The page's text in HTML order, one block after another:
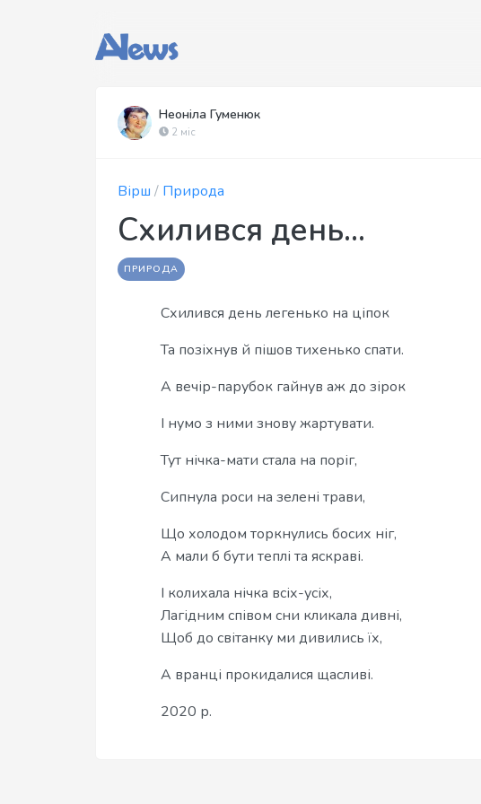
Неоніла Гуменюк
2 міс
Вірш / Природа
Схилився день...
ПРИРОДА
Схилився день легенько на ціпок
Та позіхнув й пішов тихенько спати.
А вечір-парубок гайнув аж до зірок
І нумо з ними знову жартувати.
Тут нічка-мати стала на поріг,
Сипнула роси на зелені трави,
Що холодом торкнулись босих ніг,
А мали б бути теплі та яскраві.
І колихала нічка всіх-усіх,
Лагідним співом сни кликала дивні,
Щоб до світанку ми дивились їх,
А вранці прокидалися щасливі.
2020 р.